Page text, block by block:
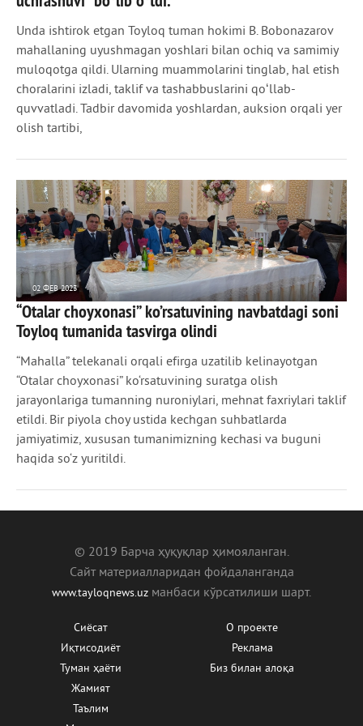
Unda ishtirok etgan Toyloq tuman hokimi B. Bobonazarov
mahallaning uyushmagan yoshlari bilan ochiq va samimiy
muloqotga qildi. Ularning muammolarini tinglab, hal etish
choralarini izladi, taklif va tashabbuslarini qoʻllab-
quvvatladi. Tadbir davomida yoshlardan, auksion orqali yer
olish tartibi,
02 ФЕВ 2023
663 0
“Otalar choyxonasi” ko’rsatuvining navbatdagi soni
Toyloq tumanida tasvirga olindi
“Mahalla” telekanali orqali efirga uzatilib kelinayotgan
“Otalar choyxonasi” ko‘rsatuvining suratga olish
jarayonlariga tumanning nuroniylari, mehnat faxriylari taklif
etildi. Bir piyola choy ustida kechgan suhbatlarda
jamiyatimiz, xususan tumanimizning kechasi va buguni
haqida so‘z yuritildi.
© 2019 Барча ҳуқуқлар ҳимояланган.
Сайт материалларидан фойдаланганда
www.tayloqnews.uz манбаcи кўрсатилиши шарт.
Сиёсат
Иқтисодиёт
Туман ҳаёти
Жамият
Таълим
О проекте
Реклама
Биз билан алоқа